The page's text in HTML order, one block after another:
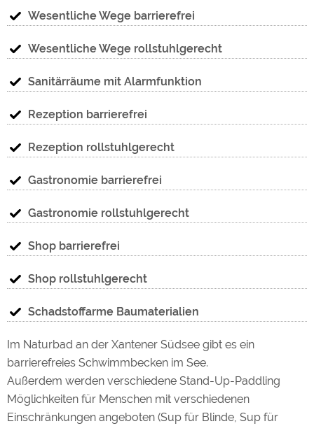
Wesentliche Wege barrierefrei
Wesentliche Wege rollstuhlgerecht
Sanitärräume mit Alarmfunktion
Rezeption barrierefrei
Rezeption rollstuhlgerecht
Gastronomie barrierefrei
Gastronomie rollstuhlgerecht
Shop barrierefrei
Shop rollstuhlgerecht
Schadstoffarme Baumaterialien
Im Naturbad an der Xantener Südsee gibt es ein
barrierefreies Schwimmbecken im See.
Außerdem werden verschiedene Stand-Up-Paddling
Möglichkeiten für Menschen mit verschiedenen
Einschränkungen angeboten (Sup für Blinde, Sup für